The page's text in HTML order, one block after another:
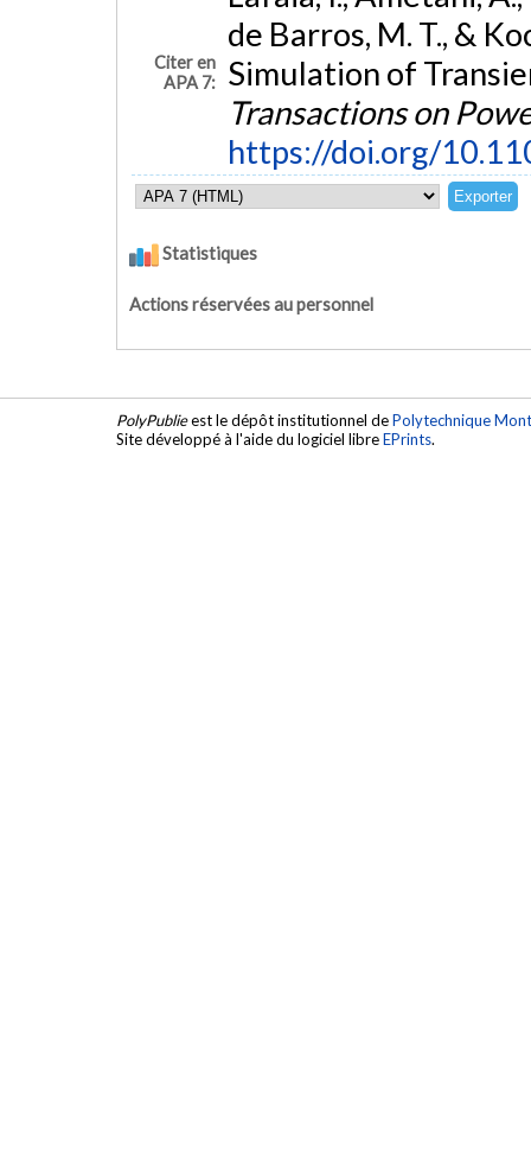
Citer en
APA 7:
de Barros, M. T., &
Simulation of
Transactions on
https://doi.org/
Statistiques
Actions réservées au personnel
PolyPublieest le dépôt institutionnel dePolytechnique
Site développé à l'aide du logiciel libreEPrints.